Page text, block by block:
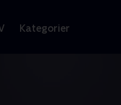
Kategorier